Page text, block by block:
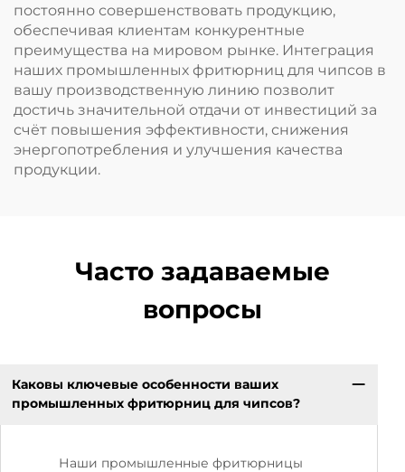
постоянно совершенствовать продукцию,
обеспечивая клиентам конкурентные
преимущества на мировом рынке. Интеграция
наших промышленных фритюрниц для чипсов в
вашу производственную линию позволит
достичь значительной отдачи от инвестиций за
счёт повышения эффективности, снижения
энергопотребления и улучшения качества
продукции.
Часто задаваемые
вопросы
Каковы ключевые особенности ваших
промышленных фритюрниц для чипсов?
Наши промышленные фритюрницы